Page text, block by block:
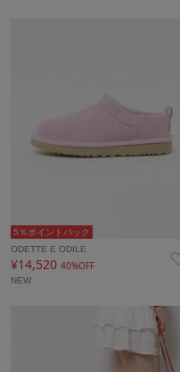
5％ポイントバック
ODETTE E ODILE
¥14,520 40%OFF
NEW